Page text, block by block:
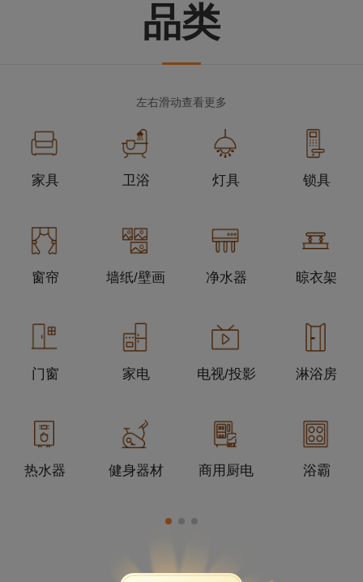
品类
左右滑动查看更多
家具 卫浴 灯具 锁具
窗帘 墙纸/壁画 净水器 晾衣架
门窗 家电 电视/投影 淋浴房
热水器 健身器材 商用厨电 浴霸